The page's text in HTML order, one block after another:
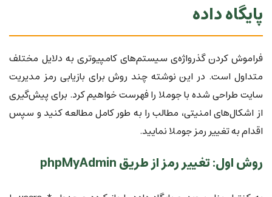
پایگاه داده
فراموش کردن گذرواژه‌ی سیستم‌های کامپیوتری به دلایل مختلف
متداول است. در این نوشته چند روش برای بازیابی رمز مدیریت
سایت طراحی شده با جوملا را فهرست خواهیم کرد. برای پیش‌گیری
از اشکال‌های امنیتی، مطالب را به طور کامل مطالعه کنید و سپس
اقدام به تغییر رمز جوملا نمایید.
روش اول: تغییر رمز از طریق phpMyAdmin